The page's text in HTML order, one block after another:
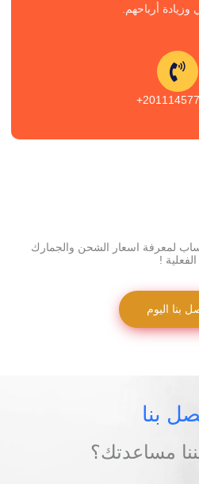
وزيادة أرباحهم.
لمعرفة اسعار الشحن والجمارك
الفعلية !
بنا اليوم
بنا
مساعدتك؟